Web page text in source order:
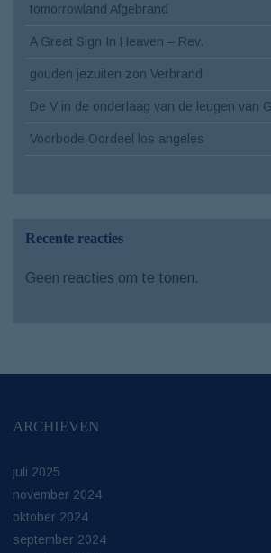
tomorrowland Afgebrand
A Great Sign In Heaven – Rev.
gouden jezuiten zon Verbrand
De V in de onderlaag van de leugen van
Voorbode Oordeel los angeles
Recente reacties
Geen reacties om te tonen.
ARCHIEVEN
juli 2025
november 2024
oktober 2024
september 2024